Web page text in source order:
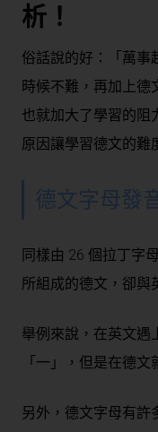
析！
俗話說的好：「萬事
時候不難，再加上德
也就加大了學習的阻
原因讓學習德文的難
德文字母發
同樣由 26 個拉丁字
所組成的德文，卻與
舉例來說，在英文遇
「一」，但是在德
另外，德文字母有許